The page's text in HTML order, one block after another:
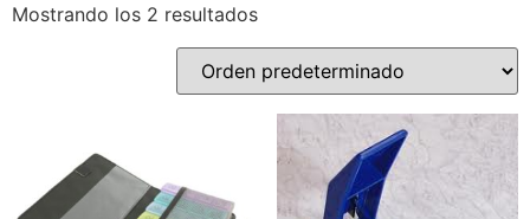
Mostrando los 2 resultados